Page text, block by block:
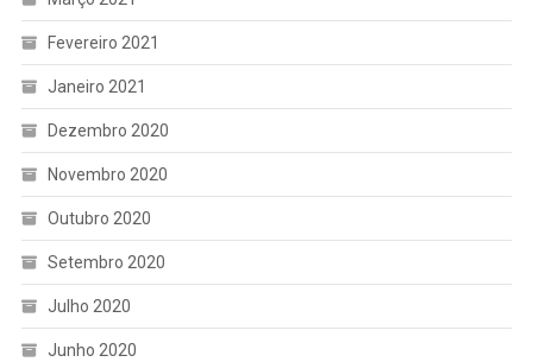
Fevereiro 2021
Janeiro 2021
Dezembro 2020
Novembro 2020
Outubro 2020
Setembro 2020
Julho 2020
Junho 2020